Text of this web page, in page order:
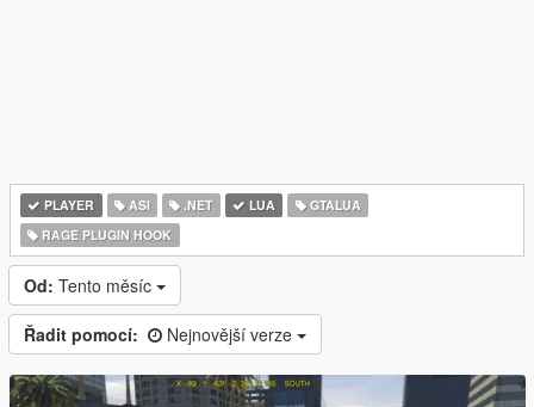
PLAYER ASI .NET LUA
GTALUA
RAGE PLUGIN HOOK
Od: Tento měsíc
Řadit pomocí: Nejnovější verze